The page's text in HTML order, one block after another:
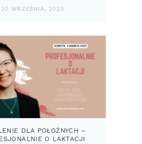
20 WRZEŚNIA, 2023
DLA POŁOŻNYCH –
O LAKTACJI